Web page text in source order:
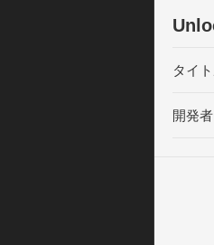
【ア
・無
タイ
開発者